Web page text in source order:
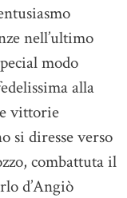
nell’ultimo
modo
alla
vittorie
si diresse verso
combattuta il
d’Angiò